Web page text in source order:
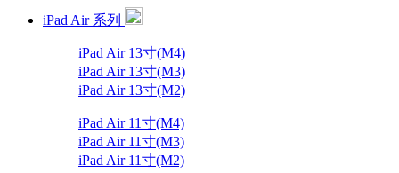
iPad Air 系列
iPad Air 13寸(M4)
iPad Air 13寸(M3)
iPad Air 13寸(M2)
iPad Air 11寸(M4)
iPad Air 11寸(M3)
iPad Air 11寸(M2)